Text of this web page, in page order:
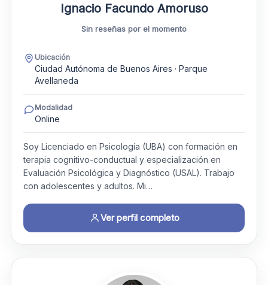
Ignacio Facundo Amoruso
Sin reseñas por el momento
Ubicación
Ciudad Autónoma de Buenos Aires · Parque
Avellaneda
Modalidad
Online
Soy Licenciado en Psicología (UBA) con formación en
terapia cognitivo-conductual y especialización en
Evaluación Psicológica y Diagnóstico (USAL). Trabajo
con adolescentes y adultos. Mi…
Ver perfil completo